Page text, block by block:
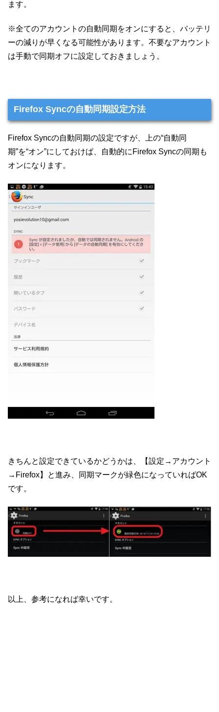
ます。
※全てのアカウントの自動同期をオンにすると、バッテリ
ーの減りが早くなる可能性があります。不要なアカウント
は手動で同期オフに設定しておきましょう。
Firefox Syncの自動同期設定方法
Firefox Syncの自動同期の設定ですが、上の“自動同
期”を“オン”にしておけば、自動的にFirefox Syncの同期も
オンになります。
きちんと設定できているかどうかは、【設定→アカウント
→Firefox】と進み、同期マークが緑色になっていればOK
です。
以上、参考になれば幸いです。